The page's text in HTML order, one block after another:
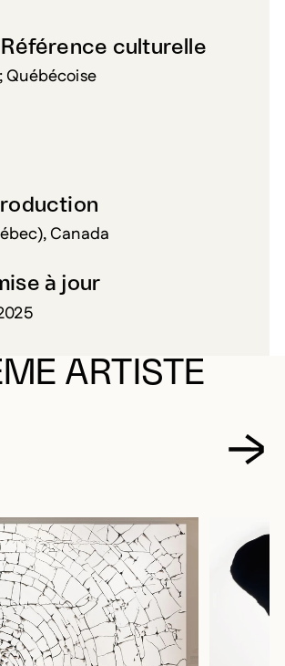
culturelle
Québécoise
Canada
à jour
ARTISTE